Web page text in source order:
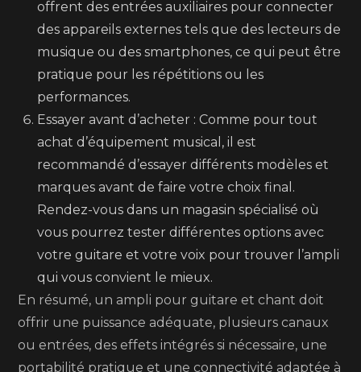
offrent des entrées auxiliaires pour connecter
des appareils externes tels que des lecteurs de
musique ou des smartphones, ce qui peut être
pratique pour les répétitions ou les
performances.
Essayer avant d’acheter : Comme pour tout
achat d’équipement musical, il est
recommandé d’essayer différents modèles et
marques avant de faire votre choix final.
Rendez-vous dans un magasin spécialisé où
vous pourrez tester différentes options avec
votre guitare et votre voix pour trouver l’ampli
qui vous convient le mieux.
En résumé, un ampli pour guitare et chant doit
offrir une puissance adéquate, plusieurs canaux
ou entrées, des effets intégrés si nécessaire, une
portabilité pratique et une connectivité adaptée à